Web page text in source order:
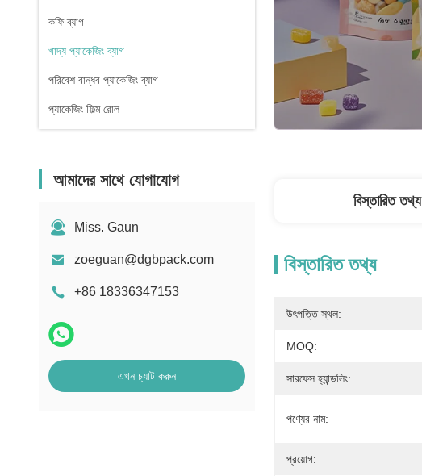
কফি ব্যাগ
খাদ্য প্যাকেজিং ব্যাগ
পরিবেশ বান্ধব প্যাকেজিং ব্যাগ
প্যাকেজিং ফিল্ম রোল
আমাদের সাথে যোগাযোগ
Miss. Gaun
zoeguan@dgbpack.com
+86 18336347153
এখন চ্যাট করুন
বিস্তারিত তথ্য
বিস্তারিত তথ্য
উৎপত্তি স্থল:
MOQ:
সারফেস হ্যান্ডলিং:
পণ্যের নাম:
প্রয়োগ: